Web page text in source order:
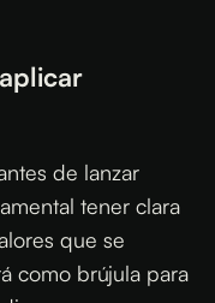
de lanzar
tener clara
que se
como brújula para